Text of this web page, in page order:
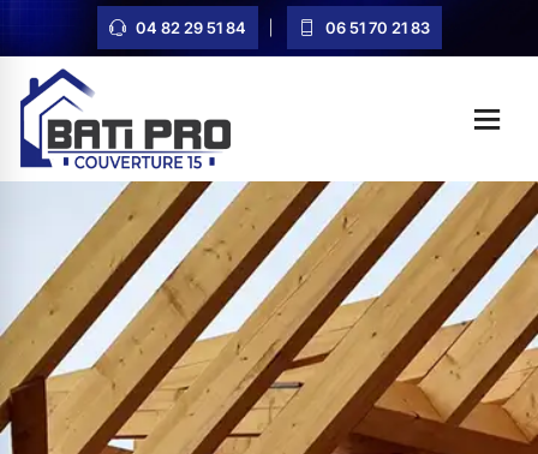
04 82 29 51 84 06 51 70 21 83